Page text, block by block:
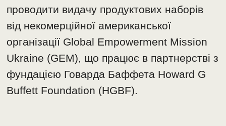
проводити видачу продуктових наборів
від некомерційної американської
організації Global Empowerment Mission
Ukraine (GEM), що працює в партнерстві з
фундацією Говарда Баффета Howard G
Buffett Foundation (HGBF).